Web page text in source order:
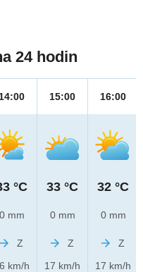
24 hodin
14:00
°C
0 mm
Z
km/h
15:00
33 °C
0 mm
Z
17 km/h
16:00
32 °C
0 mm
Z
17 km/h